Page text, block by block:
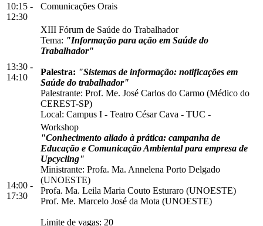
10:15 -
12:30
Comunicações Orais
13:30 -
14:10
XIII Fórum de Saúde do Trabalhador
Tema: "Informação para ação em Saúde do
Trabalhador"
Palestra: "Sistemas de informação: notificações em
Saúde do trabalhador"
Palestrante: Prof. Me. José Carlos do Carmo (Médico do
CEREST-SP)
Local: Campus I - Teatro César Cava - TUC -
14:00 -
17:30
Workshop
"Conhecimento aliado à prática: campanha de
Educação e Comunicação Ambiental para empresa de
Upcycling"
Ministrante: Profa. Ma. Annelena Porto Delgado
(UNOESTE)
Profa. Ma. Leila Maria Couto Esturaro (UNOESTE)
Prof. Me. Marcelo José da Mota (UNOESTE)
Limite de vagas: 20